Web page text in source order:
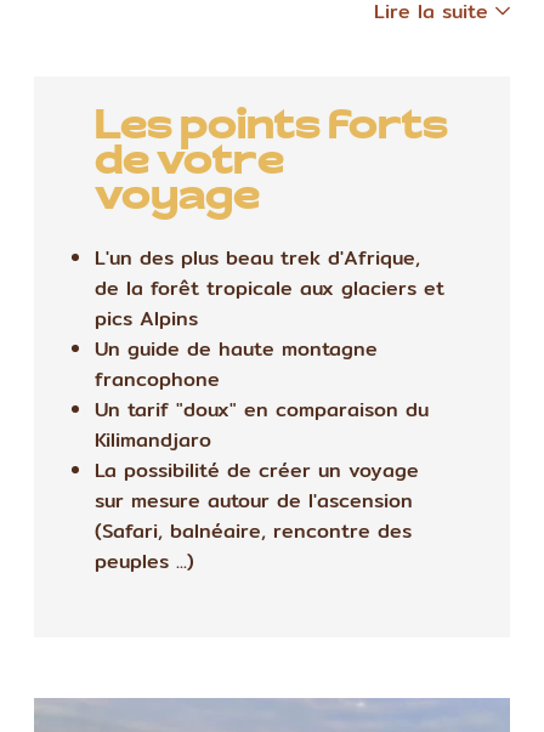
Lire la suite
Les points forts
de votre
voyage
L'un des plus beau trek d'Afrique,
de la forêt tropicale aux glaciers et
pics Alpins
Un guide de haute montagne
francophone
Un tarif "doux" en comparaison du
Kilimandjaro
La possibilité de créer un voyage
sur mesure autour de l'ascension
(Safari, balnéaire, rencontre des
peuples ...)